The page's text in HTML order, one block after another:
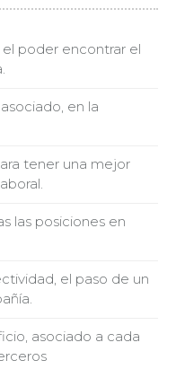
poder encontrar el
en la
tener una mejor
las posiciones en
el paso de un
asociado a cada